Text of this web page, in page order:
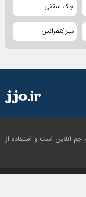
جک سقفی
میز کنفرانس
آنلاین است و استفاده از